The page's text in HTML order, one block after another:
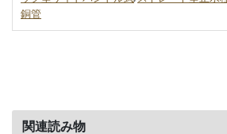
銅管
関連読み物